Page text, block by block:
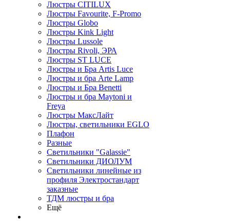
Люстры CITILUX
Люстры Favourite, F-Promo
Люстры Globo
Люстры Kink Light
Люстры Lussole
Люстры Rivoli, ЭРА
Люстры ST LUCE
Люстры и Бра Artis Luce
Люстры и бра Arte Lamp
Люстры и Бра Benetti
Люстры и бра Maytoni и
Freya
Люстры МаксЛайт
Люстры, светильники EGLO
Плафон
Разные
Светильники "Galassie"
Светильники ДИОЛУМ
Светильники линейные из
профиля Электростандарт
заказные
ТДМ люстры и бра
Ещё